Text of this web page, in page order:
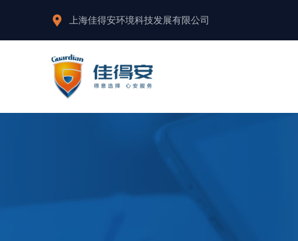
上海佳得安环境科技发展有限公司